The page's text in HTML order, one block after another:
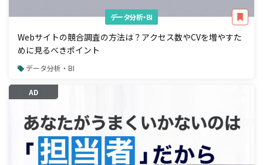
データ分析・BI
Webサイトの競合調査の方法は？アクセス数やCVを増やすた
めに見るべきポイント
データ分析・BI
AD